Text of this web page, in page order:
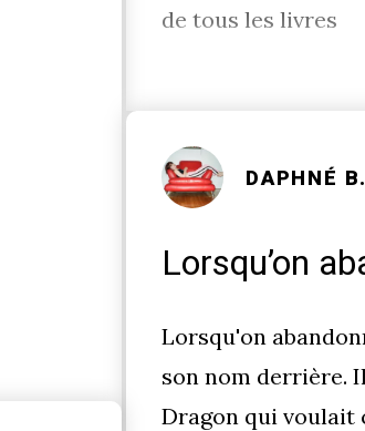
de tous les livres
DAPHNÉ B.
Lorsqu’on
Lorsqu'on
son nom derrière.
Dragon qui voulait